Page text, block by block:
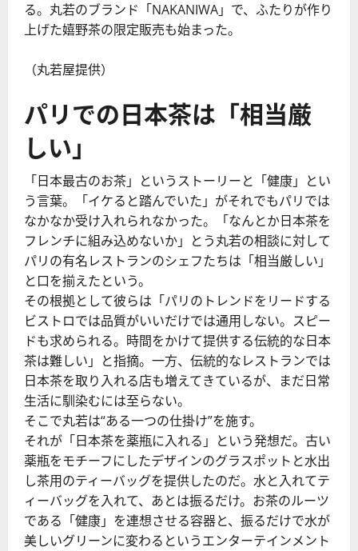
る。丸若のブランド「NAKANIWA」で、ふたりが作り
上げた嬉野茶の限定販売も始まった。
（丸若屋提供）
パリでの日本茶は「相当厳
しい」
「日本最古のお茶」というストーリーと「健康」とい
う言葉。「イケると踏んでいた」がそれでもパリでは
なかなか受け入れられなかった。「なんとか日本茶を
フレンチに組み込めないか」とう丸若の相談に対して
パリの有名レストランのシェフたちは「相当厳しい」
と口を揃えたという。
その根拠として彼らは「パリのトレンドをリードする
ビストロでは品質がいいだけでは通用しない。スピー
ドも求められる。時間をかけて提供する伝統的な日本
茶は難しい」と指摘。一方、伝統的なレストランでは
日本茶を取り入れる店も増えてきているが、まだ日常
生活に馴染むには至らない。
そこで丸若は“ある一つの仕掛け”を施す。
それが「日本茶を薬瓶に入れる」という発想だ。古い
薬瓶をモチーフにしたデザインのグラスポットと水出
し茶用のティーバッグを提供したのだ。水と入れてテ
ィーバッグを入れて、あとは振るだけ。お茶のルーツ
である「健康」を連想させる容器と、振るだけで水が
美しいグリーンに変わるというエンターテインメント